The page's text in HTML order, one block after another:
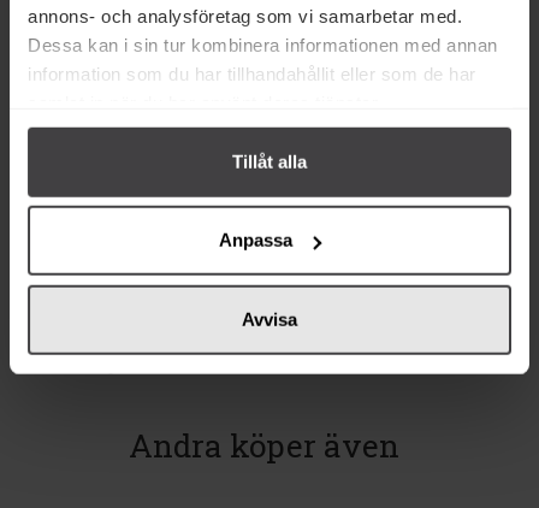
annons- och analysföretag som vi samarbetar med.
Dessa kan i sin tur kombinera informationen med annan
information som du har tillhandahållit eller som de har
Tillåt alla
Anpassa
Avvisa
Marconamandlar 250g
Köp Köp
Andra köper även